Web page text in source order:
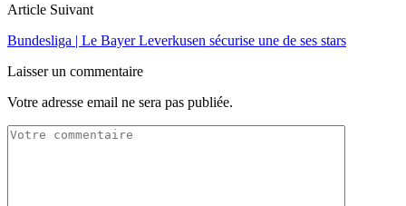
Article Suivant
Bundesliga | Le Bayer Leverkusen sécurise une de ses stars
Laisser un commentaire
Votre adresse email ne sera pas publiée.